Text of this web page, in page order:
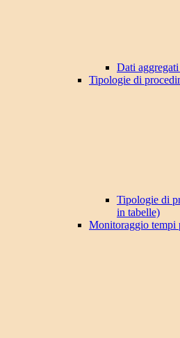
Dati
Tipologie di
Tipologie di
in tabelle)
Monitoraggio tempi